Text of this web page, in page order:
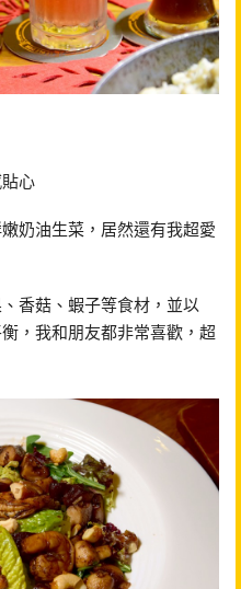
心
奶油生菜，居然還有我超愛
香菇、蝦子等食材，並以
，我和朋友都非常喜歡，超